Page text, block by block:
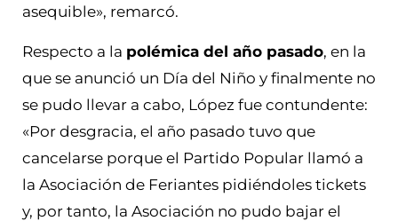
asequible», remarcó.
Respecto a la polémica del año pasado, en la
que se anunció un Día del Niño y finalmente no
se pudo llevar a cabo, López fue contundente:
«Por desgracia, el año pasado tuvo que
cancelarse porque el Partido Popular llamó a
la Asociación de Feriantes pidiéndoles tickets
y, por tanto, la Asociación no pudo bajar el